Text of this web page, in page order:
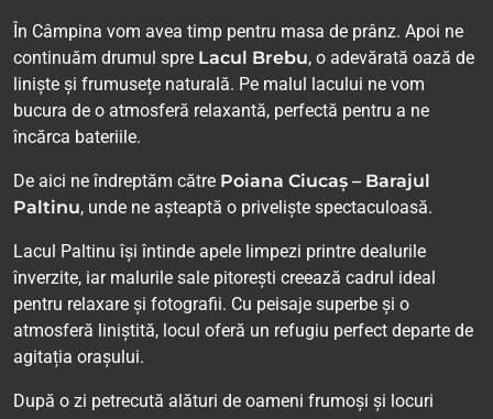
În Câmpina vom avea timp pentru masa de prânz. Apoi ne
continuăm drumul spre Lacul Brebu, o adevărată oază de
liniște și frumusețe naturală. Pe malul lacului ne vom
bucura de o atmosferă relaxantă, perfectă pentru a ne
încărca bateriile.
De aici ne îndreptăm către Poiana Ciucaș – Barajul
Paltinu, unde ne așteaptă o priveliște spectaculoasă.
Lacul Paltinu își întinde apele limpezi printre dealurile
înverzite, iar malurile sale pitorești creează cadrul ideal
pentru relaxare și fotografii. Cu peisaje superbe și o
atmosferă liniștită, locul oferă un refugiu perfect departe de
agitația orașului.
După o zi petrecută alături de oameni frumoși și locuri